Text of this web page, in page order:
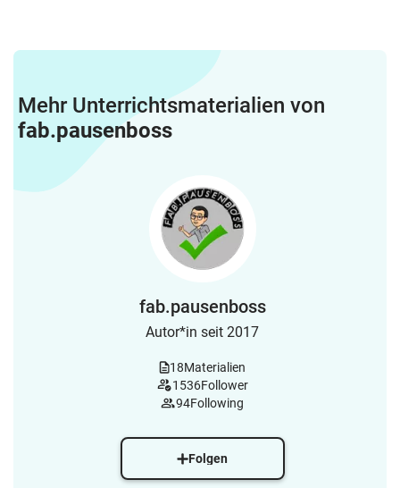
Mehr Unterrichtsmaterialien von
fab.pausenboss
fab.pausenboss
Autor*in seit 2017
18Materialien
1536Follower
94Following
Folgen